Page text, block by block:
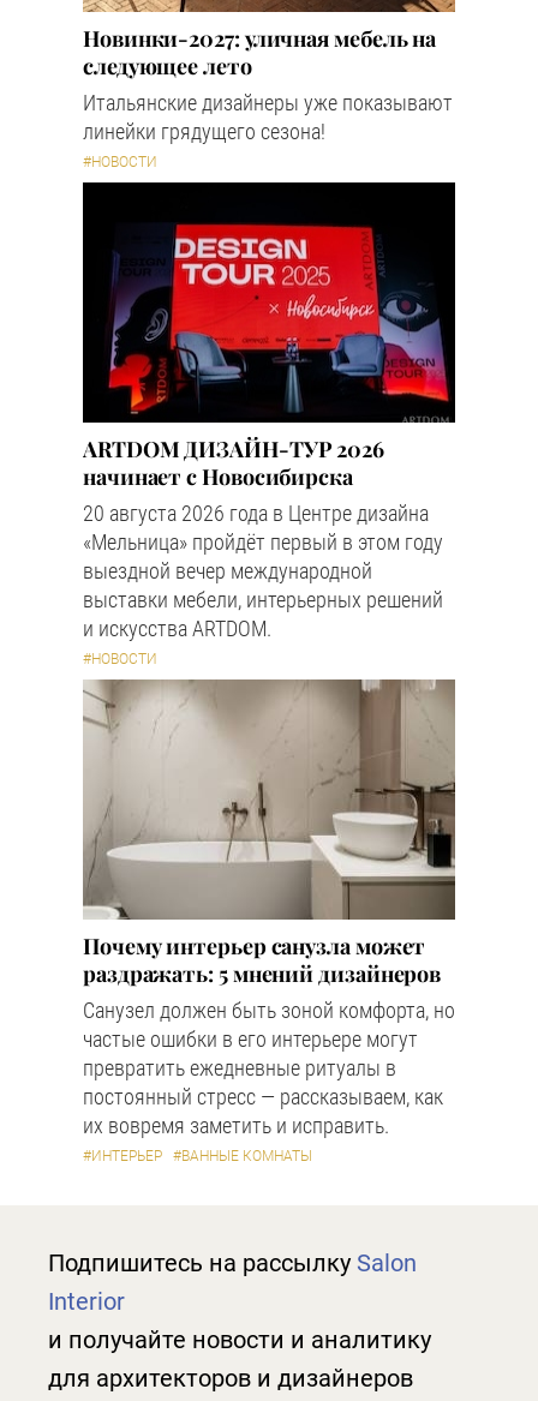
Новинки-2027: уличная мебель на
следующее лето
Итальянские дизайнеры уже показывают
линейки грядущего сезона!
#НОВОСТИ
ARTDOM ДИЗАЙН-ТУР 2026
начинает с Новосибирска
20 августа 2026 года в Центре дизайна
«Мельница» пройдёт первый в этом году
выездной вечер международной
выставки мебели, интерьерных решений
и искусства ARTDOM.
#НОВОСТИ
Почему интерьер санузла может
раздражать: 5 мнений дизайнеров
Санузел должен быть зоной комфорта, но
частые ошибки в его интерьере могут
превратить ежедневные ритуалы в
постоянный стресс — рассказываем, как
их вовремя заметить и исправить.
#ИНТЕРЬЕР #ВАННЫЕ КОМНАТЫ
Подпишитесь на рассылку Salon
Interior
и получайте новости и аналитику
для архитекторов и дизайнеров